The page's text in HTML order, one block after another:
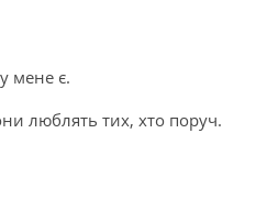
мене є.
люблять тих, хто поруч.